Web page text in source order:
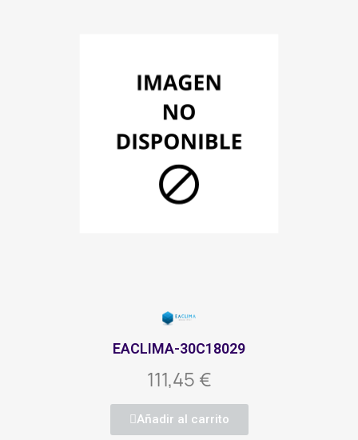
EACLIMA-30C18029
111,45 €
Añadir al carrito